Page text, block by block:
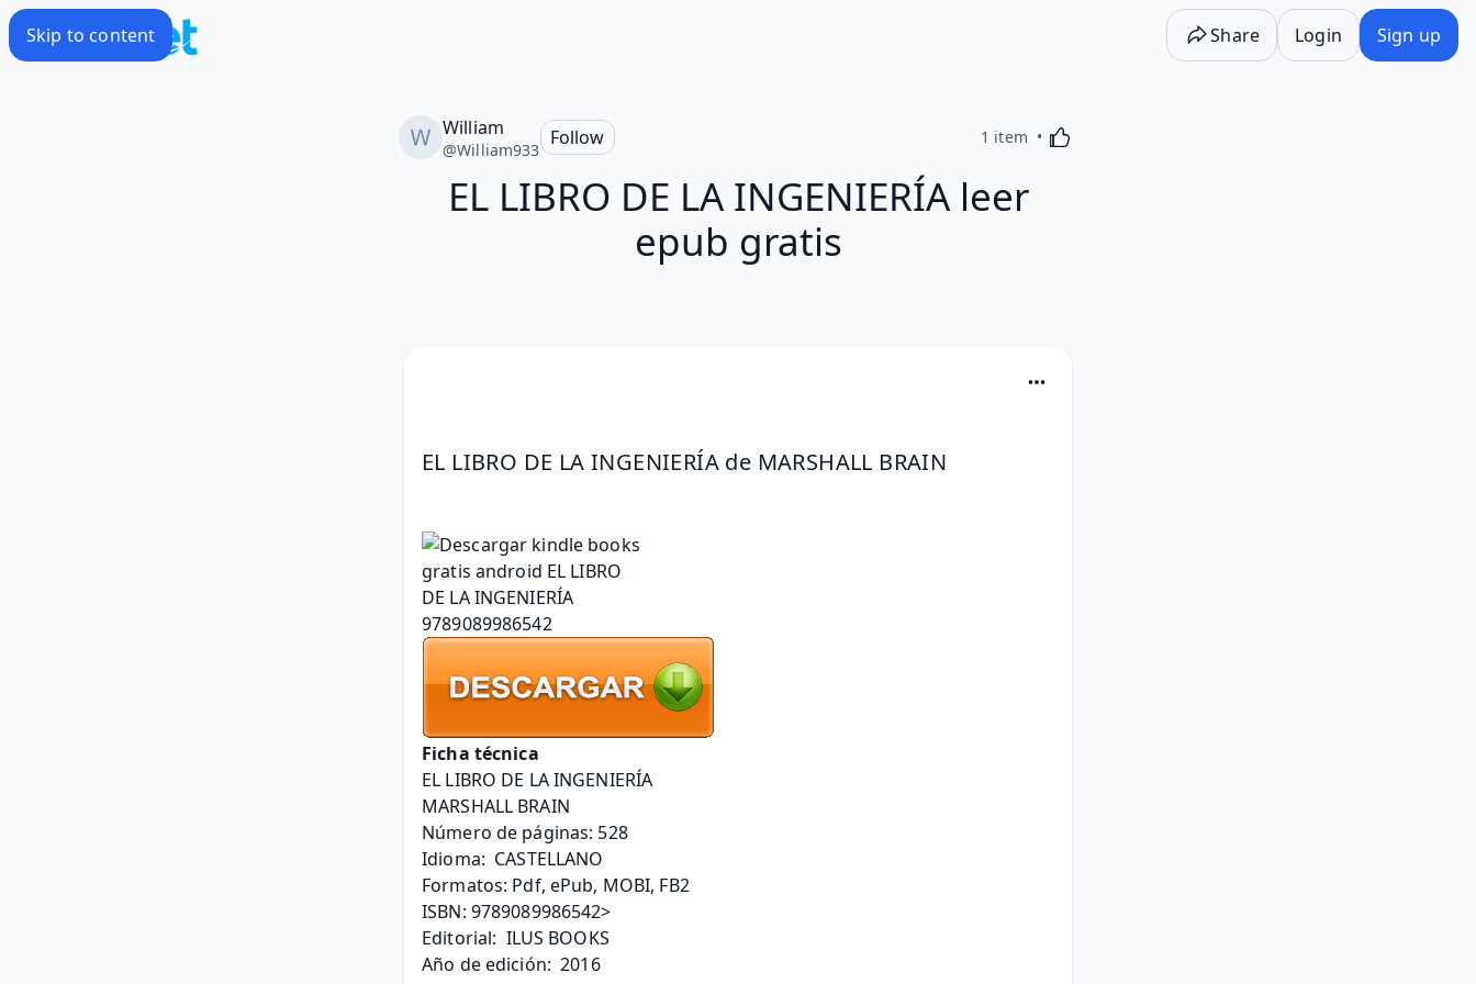
Skip to content Share Login Sign up
William
@William933
Follow 1 item Activating this element will cause content on the
EL LIBRO DE LA INGENIERÍA leer
epub gratis
EL LIBRO DE LA INGENIERÍA de MARSHALL BRAIN
Ficha técnica
EL LIBRO DE LA INGENIERÍA
MARSHALL BRAIN
Número de páginas: 528
Idioma:  CASTELLANO
Formatos: Pdf, ePub, MOBI, FB2
ISBN: 9789089986542>
Editorial:  ILUS BOOKS
Año de edición:  2016